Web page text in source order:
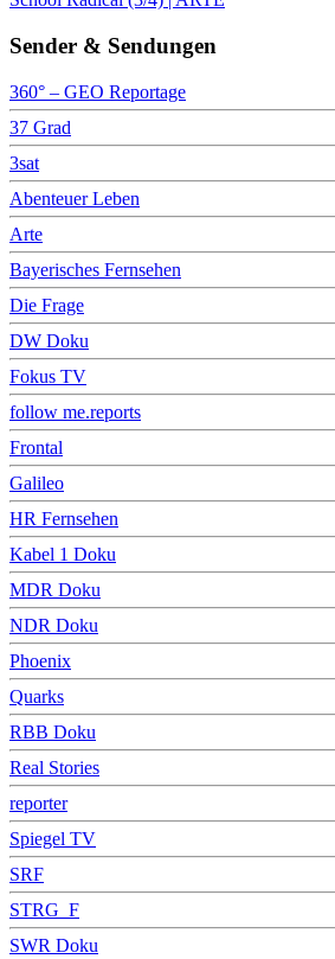
Sender & Sendungen
360° – GEO Reportage
37 Grad
3sat
Abenteuer Leben
Arte
Bayerisches Fernsehen
Die Frage
DW Doku
Fokus TV
follow me.reports
Frontal
Galileo
HR Fernsehen
Kabel 1 Doku
MDR Doku
NDR Doku
Phoenix
Quarks
RBB Doku
Real Stories
reporter
Spiegel TV
SRF
STRG_F
SWR Doku